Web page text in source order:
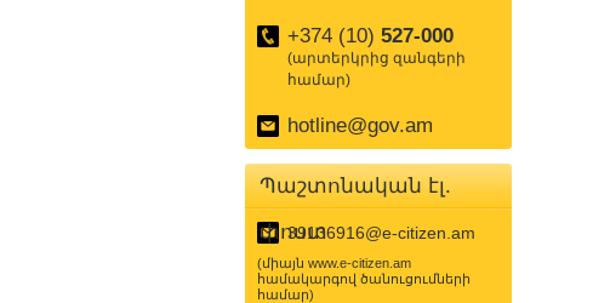
+374 (10) 527-000
(արտերկրից զանգերի
համար)
hotline@gov.am
Պաշտոնական էլ.
փոստ
39136916@e-citizen.am
(միայն www.e-citizen.am
համակարգով ծանուցումների
համար)